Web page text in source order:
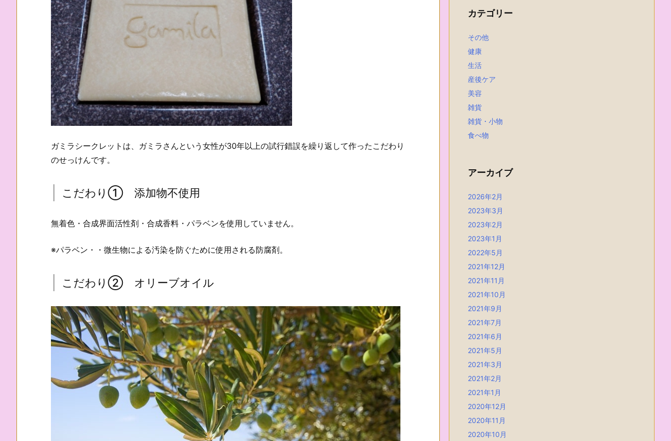
ガミラシークレットは、ガミラさんという女性が30年以上の試行錯誤を繰り返して作ったこだわり
のせっけんです。
こだわり① 添加物不使用
無着色・合成界面活性剤・合成香料・パラベンを使用していません。
※パラベン・・微生物による汚染を防ぐために使用される防腐剤。
こだわり② オリーブオイル
カテゴリー
その他
健康
生活
産後ケア
美容
雑貨
雑貨・小物
食べ物
アーカイブ
2026年2月
2023年3月
2023年2月
2023年1月
2022年5月
2021年12月
2021年11月
2021年10月
2021年9月
2021年7月
2021年6月
2021年5月
2021年3月
2021年2月
2021年1月
2020年12月
2020年11月
2020年10月